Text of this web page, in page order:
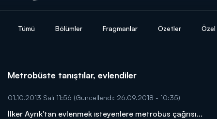
Tümü Bölümler Fragmanlar Özetler
Metrobüste tanıştılar, evlendiler
01.10.2013 Salı 11:56 (Güncellendi: 26.09.2018 - 10:35)
İlker Ayrık'tan evlenmek isteyenlere metrobüs çağrısı...